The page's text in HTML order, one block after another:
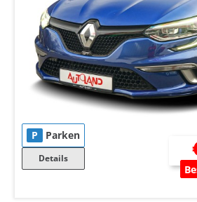
P Parken
Details